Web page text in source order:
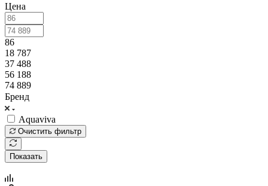
Цена
86
18 787
37 488
56 188
74 889
Бренд
Aquaviva
Очистить фильтр
Показать